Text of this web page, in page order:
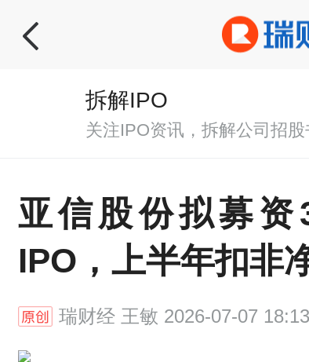
拆解IPO
关注IPO资讯，拆解公司招股
亚信股份拟募
IPO，上半年扣非
瑞财经 王敏 2026-07-07